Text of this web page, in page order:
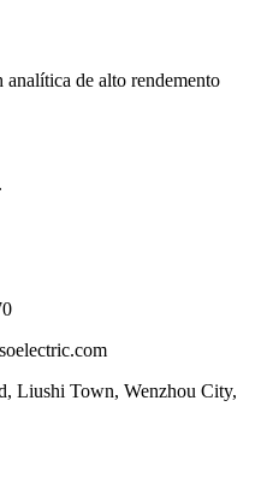
de alto rendemento
Liushi Town, Wenzhou City,